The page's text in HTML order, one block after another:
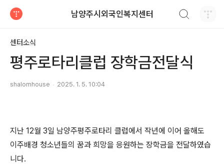
남양주시외국인복지센터
센터소식
평주로타리클럽 장학금전달식
shalomhouse 2025. 1. 5. 10:04
지난 12월 3일 남양주평주로타리 클럽에서 작년에 이어 올해도
이주배경 청소년들의 꿈과 희망을 응원하는 장학금을 전달하였습
니다.